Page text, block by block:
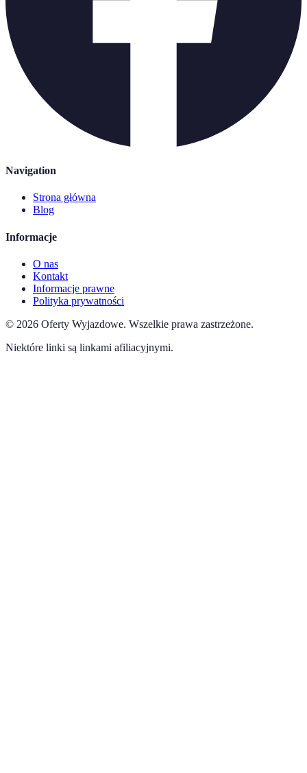
Navigation
Strona główna
Blog
Informacje
O nas
Kontakt
Informacje prawne
Polityka prywatności
© 2026 Oferty Wyjazdowe. Wszelkie prawa zastrzeżone.
Niektóre linki są linkami afiliacyjnymi.